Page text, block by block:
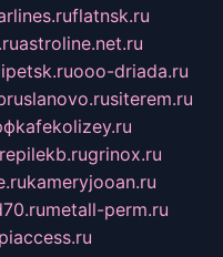
flatnsk.ru
astroline.net.ru
ooo-driada.ru
siterem.ru
kafekolizey.ru
grinox.ru
kameryjooan.ru
metall-perm.ru